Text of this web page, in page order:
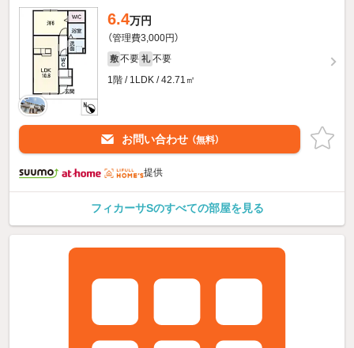
6.4万円
（管理費3,000円）
敷 不要 礼 不要
1階 / 1LDK / 42.71㎡
お問い合わせ （無料）
提供
フィカーサSのすべての部屋を見る